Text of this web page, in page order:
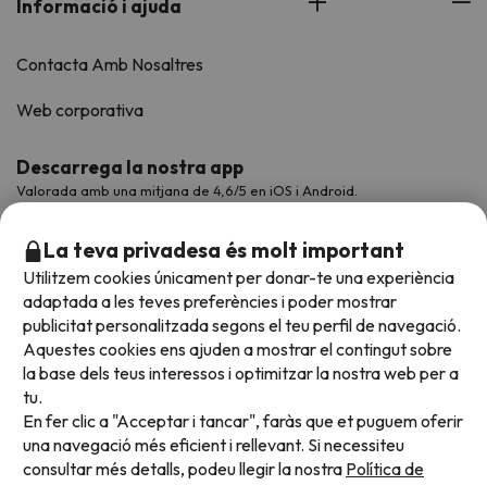
Informació i ajuda
Contacta Amb Nosaltres
Web corporativa
Descarrega la nostra app
Valorada amb una mitjana de 4,6/5 en iOS i Android.
Acceptem
La teva privadesa és molt important
Utilitzem cookies únicament per donar-te una experiència
adaptada a les teves preferències i poder mostrar
publicitat personalitzada segons el teu perfil de navegació.
Aquestes cookies ens ajuden a mostrar el contingut sobre
la base dels teus interessos i optimitzar la nostra web per a
tu.
En fer clic a "Acceptar i tancar", faràs que et puguem oferir
una navegació més eficient i rellevant. Si necessiteu
consultar més detalls, podeu llegir la nostra Política de